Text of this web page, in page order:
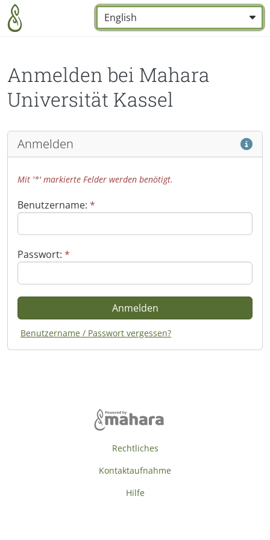
Zum Hauptinhalt zurückspringen
Sprache:
Anmelden bei Mahara
Universität Kassel
Anmelden
Mit '*' markierte Felder werden benötigt.
Benutzername: *
Passwort: *
Benutzername / Passwort vergessen?
Rechtliches
Kontaktaufnahme
Hilfe